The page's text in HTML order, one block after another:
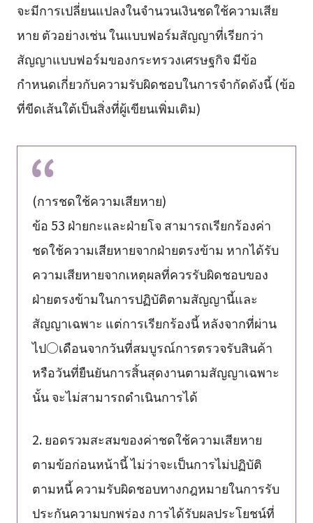
จะมีการเปลี่ยนแปลงในจำนวนเงินชดใช้ความเสีย
หาย ตัวอย่างเช่น ในแบบฟอร์มสัญญาที่เรียกว่า
สัญญาแบบฟอร์มของกระทรวงเศรษฐกิจ มีข้อ
กำหนดเกี่ยวกับความรับผิดชอบในการจำกัดดังนี้ (ข้อ
ที่ขีดเส้นใต้เป็นสิ่งที่ผู้เขียนเพิ่มเติม)
(การชดใช้ความเสียหาย)
ข้อ 53 ฝ่ายกะและฝ่ายโจ สามารถเรียกร้องค่า
ชดใช้ความเสียหายจากฝ่ายตรงข้าม หากได้รับ
ความเสียหายจากเหตุผลที่ควรรับผิดชอบของ
ฝ่ายตรงข้ามในการปฏิบัติตามสัญญานี้และ
สัญญาเฉพาะ แต่การเรียกร้องนี้ หลังจากที่ผ่าน
ไป○เดือนจากวันที่สมบูรณ์การตรวจรับสินค้า
หรือวันที่ยืนยันการสิ้นสุดงานตามสัญญาเฉพาะ
นั้น จะไม่สามารถดำเนินการได้
2. ยอดรวมสะสมของค่าชดใช้ความเสียหาย
ตามข้อก่อนหน้านี้ ไม่ว่าจะเป็นการไม่ปฏิบัติ
ตามหนี้ ความรับผิดชอบทางกฎหมายในการรับ
ประกันความบกพร่อง การได้รับผลประโยชน์ที่